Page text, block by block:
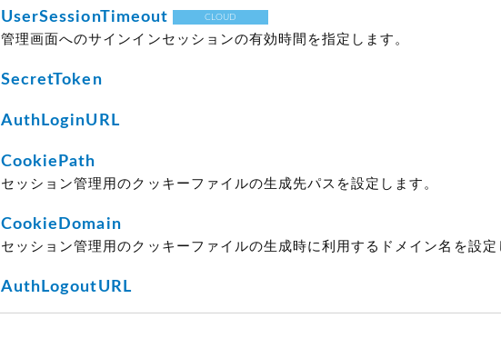
UserSessionTimeout CLOUD
管理画面へのサインインセッションの有効時間を指定します。
SecretToken
AuthLoginURL
CookiePath
セッション管理用のクッキーファイルの生成先パスを設定します。
CookieDomain
セッション管理用のクッキーファイルの生成時に利用するドメイン名を設定
AuthLogoutURL